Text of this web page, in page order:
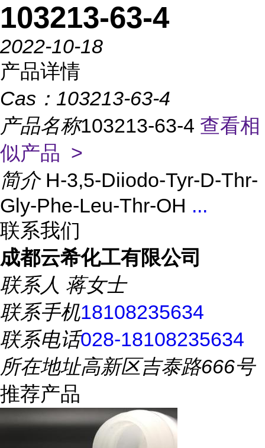
103213-63-4
2022-10-18
产品详情
Cas： 103213-63-4
产品名称103213-63-4 查看相
似产品 >
简介 H-3,5-Diiodo-Tyr-D-Thr-
Gly-Phe-Leu-Thr-OH ...
联系我们
成都云希化工有限公司
联系人 蒋女士
联系手机18108235634
联系电话028-18108235634
所在地址高新区吉泰路666号
推荐产品